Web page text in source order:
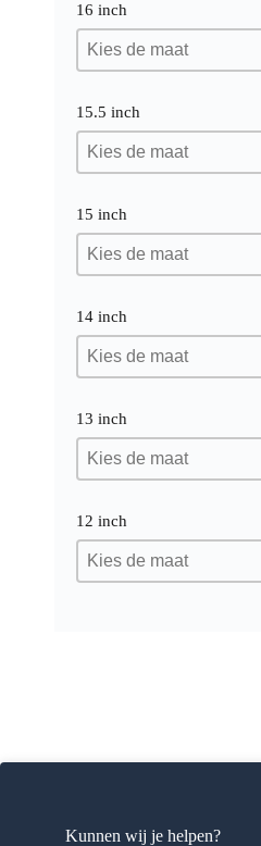
16 inch
16 inch
16 inch
16 inch
15.5 inch
15.5 inch
15.5 inch
15.5 inch
15 inch
15 inch
15 inch
15 inch
14 inch
14 inch
14 inch
14 inch
13 inch
13 inch
13 inch
13 inch
12 inch
12 inch
12 inch
12 inch
Kunnen wij je helpen?